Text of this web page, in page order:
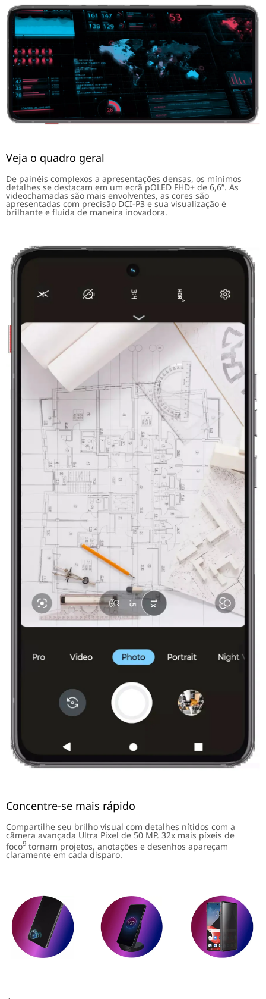
Veja o quadro geral
De painéis complexos a apresentações densas, os mínimos
detalhes se destacam em um ecrã pOLED FHD+ de 6,6”. As
videochamadas são mais envolventes, as cores são
apresentadas com precisão DCI-P3 e sua visualização é
brilhante e fluida de maneira inovadora.
Concentre-se mais rápido
Compartilhe seu brilho visual com detalhes nítidos com a
câmera avançada Ultra Pixel de 50 MP. 32x mais píxeis de
foco9 tornam projetos, anotações e desenhos apareçam
claramente em cada disparo.